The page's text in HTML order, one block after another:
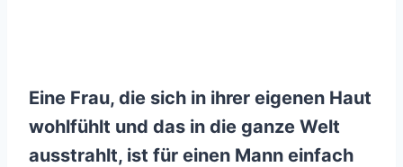
Eine Frau, die sich in ihrer eigenen Haut
wohlfühlt und das in die ganze Welt
ausstrahlt, ist für einen Mann einfach